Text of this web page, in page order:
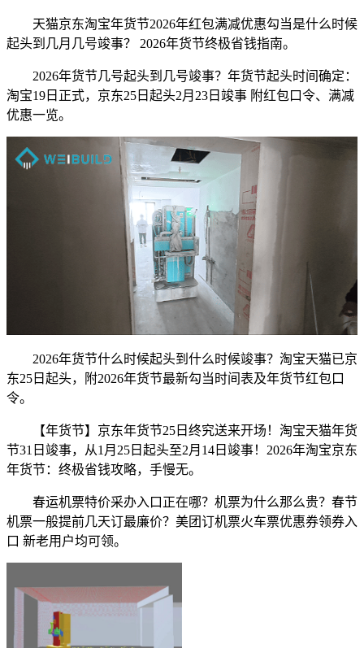
天猫京东淘宝年货节2026年红包满减优惠勾当是什么时候
起头到几月几号竣事？ 2026年货节终极省钱指南。
2026年货节几号起头到几号竣事？年货节起头时间确定：
淘宝19日正式，京东25日起头2月23日竣事 附红包口令、满减
优惠一览。
2026年货节什么时候起头到什么时候竣事？淘宝天猫已京
东25日起头，附2026年货节最新勾当时间表及年货节红包口
令。
【年货节】京东年货节25日终究送来开场！淘宝天猫年货
节31日竣事，从1月25日起头至2月14日竣事！2026年淘宝京东
年货节：终极省钱攻略，手慢无。
春运机票特价采办入口正在哪？机票为什么那么贵？春节
机票一般提前几天订最廉价？美团订机票火车票优惠券领券入
口 新老用户均可领。